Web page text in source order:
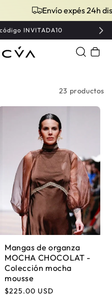
Envío expés 24h
INVITADA10
Carrito
23 productos
Mangas de organza
MOCHA CHOCOLAT -
Colección mocha
mousse
Precio habitual
$225.00 USD